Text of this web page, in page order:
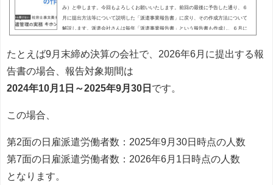
み）と申します。今回もよろしくお願いいたします。前回の最後に予告した通り、６
月に提出方法等について説明した「派遣事業報告書」に戻り、その作成方法について
解説します。派遣会社さんは毎年「派遣事業報告書」という報告書も作成し、６月に
７月のコラムで説明しましたね。※この記事...
たとえば9月末締め決算の会社で、2026年6月に提出する報
告書の場合、報告対象期間は
2024年10月1日～2025年9月30日 です。
この場合、
第2面の日雇派遣労働者数：2025年9月30日時点の人数
第7面の日雇派遣労働者数：2026年6月1日時点の人数
となります。